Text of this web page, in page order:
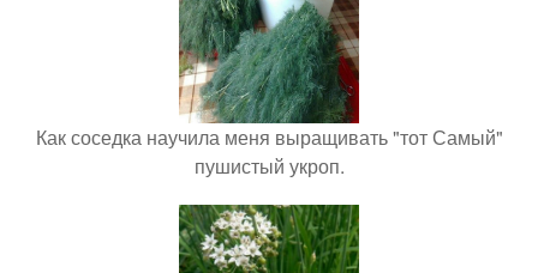
Как соседка научила меня выращивать "тот Самый"
пушистый укроп.